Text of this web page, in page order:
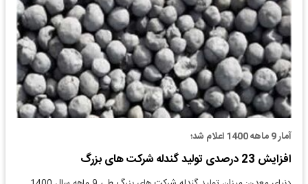
آمار 9 ماهه 1400 اعلام شد؛
افزایش 23 درصدی تولید گندله شرکت های بزرگ